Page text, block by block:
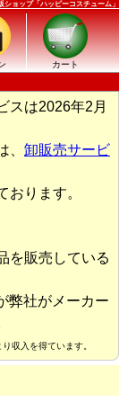
ョップ「ハッピーコスチューム」
カート
スは2026年2月
、 卸販売サービ
おります。
を販売している
弊社がメーカー
収入を得ています。